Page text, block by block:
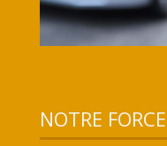
NOTRE FORCE